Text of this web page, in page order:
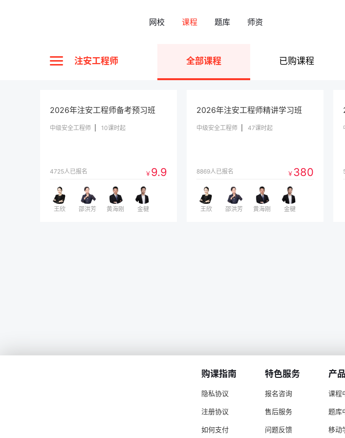
网校 课程 题库 师资
注安工程师 全部课程 已购课程
2026年注安工程师备考预习班
中级安全工程师 10课时起
4725人已报名 ￥ 9.9
王欣 邵洪芳 黄海刚 金楗
2026年注安工程师精讲学习班
中级安全工程师 47课时起
8869人已报名 ￥ 380
王欣 邵洪芳 黄海刚 金楗
购课指南
隐私协议
注册协议
如何支付
特色服务
报名咨询
售后服务
问题反馈
产
课程
题库
移动